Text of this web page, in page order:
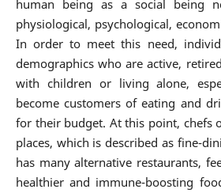
human being as a social being
physiological, psychological,
In order to meet this need,
demographics who are active,
with children or living alone,
become customers of eating and
for their budget. At this point, chefs
places, which is described as fine-
has many alternative restaurants,
healthier and immune-boosting